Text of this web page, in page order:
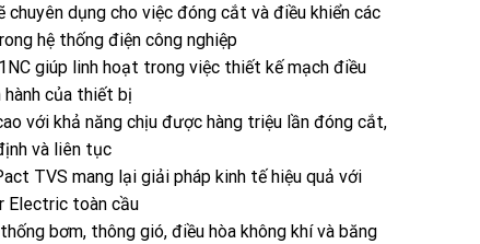
chuyên dụng cho việc đóng cắt và điều khiển các
hệ thống điện công nghiệp
giúp linh hoạt trong việc thiết kế mạch điều
của thiết bị
với khả năng chịu được hàng triệu lần đóng cắt,
và liên tục
TVS mang lại giải pháp kinh tế hiệu quả với
Electric toàn cầu
bơm, thông gió, điều hòa không khí và băng